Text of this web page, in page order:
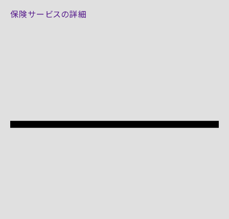
保険サービスの詳細